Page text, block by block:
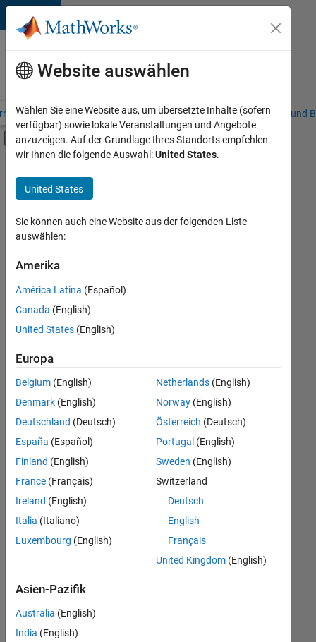
Weiter zum Inhalt
Karriere
bei
MathWorks
– Übersicht Stellensuche Niederlassungen Studierende und
Umschaltung für Off-Canvas-
Hauptinhalt
Information Technology
Customer Support
Inside Sales
Marketing Communications
Marketing Services
Finance and Operations
+5
Derzeit
es
keine
offenen
Stellen,
Ihren
Suchkriterien
entsprechen.
können
die
Suchkriterien
weiter
fassen
oder
alle
Stellenangebote
anzeigen .
noch
keine
offenen
Website auswählen
Wählen Sie eine Website aus, um übersetzte Inhalte (sofern
verfügbar) sowie lokale Veranstaltungen und Angebote
anzuzeigen. Auf der Grundlage Ihres Standorts empfehlen
wir Ihnen die folgende Auswahl:United States.
United States
Sie können auch eine Website aus der folgenden Liste
auswählen:
Amerika
América Latina (Español)
Canada (English)
United States (English)
Europa
Belgium (English)
Denmark (English)
Deutschland (Deutsch)
España (Español)
Finland (English)
France (Français)
Ireland (English)
Italia (Italiano)
Luxembourg (English)
Netherlands(English)
Norway(English)
Österreich (Deutsch)
Portugal (English)
Sweden (English)
Switzerland
Deutsch
English
Français
United Kingdom(English)
Asien-Pazifik
Australia (English)
India (English)